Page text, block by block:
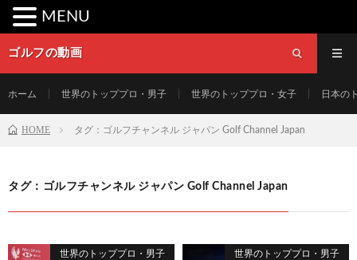
ゴルフの動画
ホーム 世界のトッププロ・男子 世界のトッププロ・女子 日本の
HOME タグ：ゴルフチャンネル ジャパン Golf Channel Japan
タグ：ゴルフチャンネル ジャパン Golf Channel Japan
世界のトッププロ・男子 世界のトッププロ・男子
MENU